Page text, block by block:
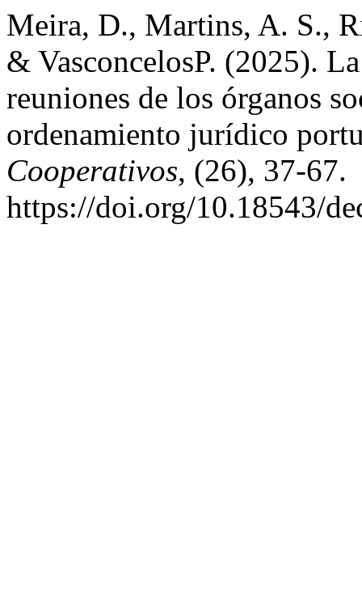
Meira, D., Martins, A. S.,
& Vasconcelos‍P. (2025).
reuniones de los órganos
ordenamiento jurídico
Cooperativos, (26), 37-67.
https://doi.org/10.18543/